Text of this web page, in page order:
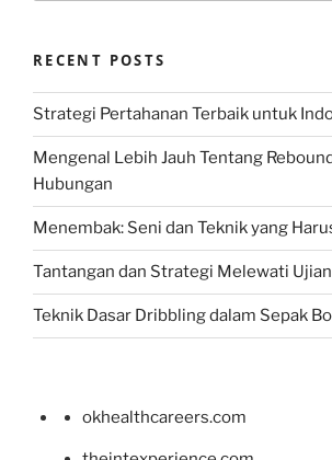
RECENT POSTS
Strategi Pertahanan Terbaik untuk
Mengenal Lebih Jauh Tentang
Hubungan
Menembak: Seni dan Teknik yang
Tantangan dan Strategi Melewati Ujian
Teknik Dasar Dribbling dalam Sepak
okhealthcareers.com